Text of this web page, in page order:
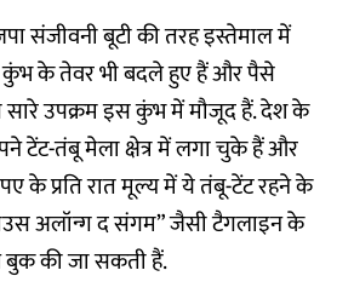
संजीवनी बूटी की तरह इस्तेमाल में
कुंभ के तेवर भी बदले हुए हैं और पैसे
उपक्रम इस कुंभ में मौजूद हैं. देश के
टेंट-तंबू मेला क्षेत्र में लगा चुके हैं और
के प्रति रात मूल्य में ये तंबू-टेंट रहने के
अलॉन्ग द संगम” जैसी टैगलाइन के
की जा सकती हैं.